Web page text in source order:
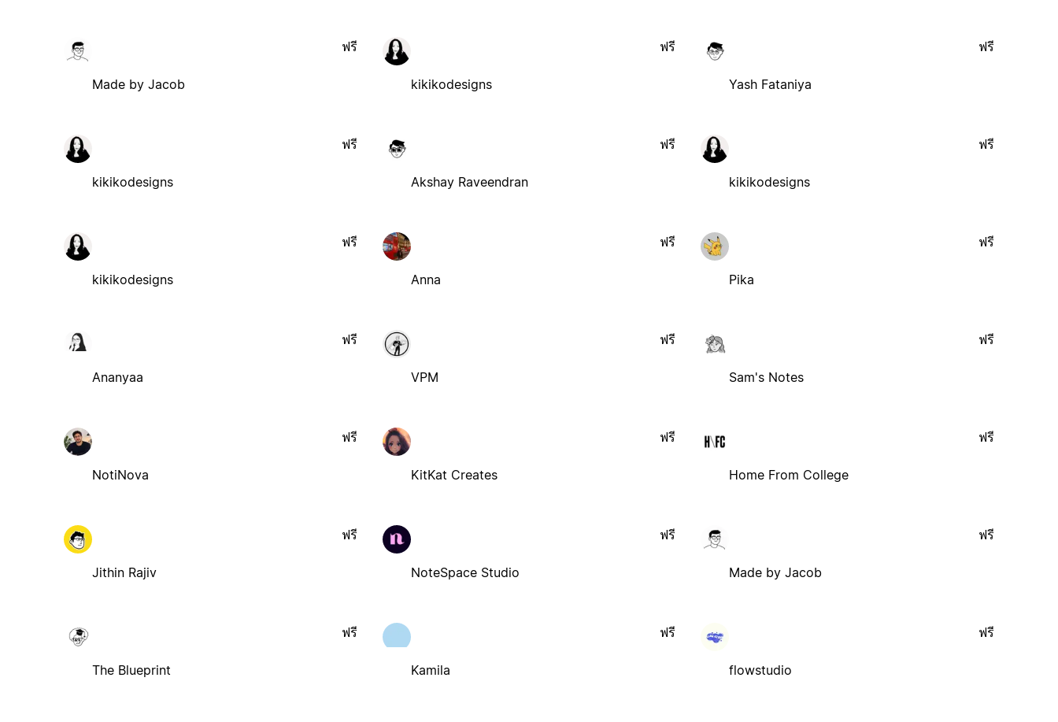
Made by Jacob
ฟรี
kikikodesigns
ฟรี
Yash Fataniya
ฟรี
kikikodesigns
ฟรี
Akshay Raveendran
ฟรี
kikikodesigns
ฟรี
kikikodesigns
ฟรี
Anna
ฟรี
Pika
ฟรี
Ananyaa
ฟรี
VPM
ฟรี
Sam's Notes
ฟรี
NotiNova
ฟรี
KitKat Creates
ฟรี
Home From College
ฟรี
Jithin Rajiv
ฟรี
NoteSpace Studio
ฟรี
Made by Jacob
ฟรี
The Blueprint
ฟรี
Kamila
ฟรี
flowstudio
ฟรี